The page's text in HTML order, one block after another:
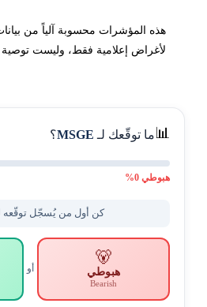
هذه المؤشرات محسوبة آلياً من بيانات
لأغراض إعلامية فقط، وليست توصية
📊ما توقّعك لـMSGE؟
هبوطي0
%
كن أول من يُسجّل توقّعه
🐻
هبوطي
Bearish
أو